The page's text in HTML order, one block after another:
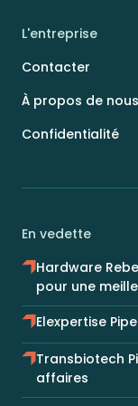
L'entreprise
Contacter
À propos de nous
Confidentialité
En vedette
Hardware
pour une
Elexpertise
Transbiotech
affaires